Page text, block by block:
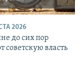
2026
до сих пор
советскую власть